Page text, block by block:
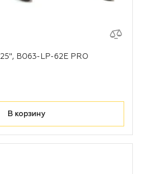
B063-LP-62E PRO
В корзину